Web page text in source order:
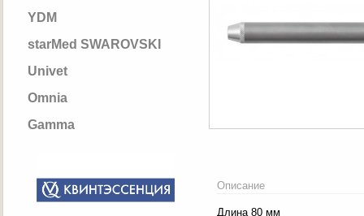
YDM
starMed SWAROVSKI
Univet
Omnia
Gamma
Описание
Длина 80 мм